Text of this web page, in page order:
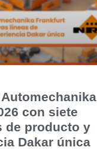
con siete
de producto y
Dakar única